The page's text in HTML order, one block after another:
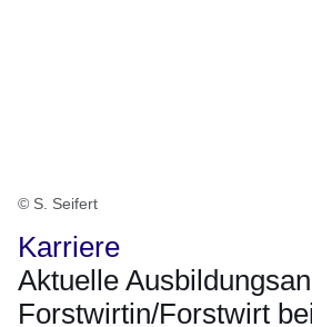
© S. Seifert
Karriere
Aktuelle
Forstwirtin/Forstwirt bei